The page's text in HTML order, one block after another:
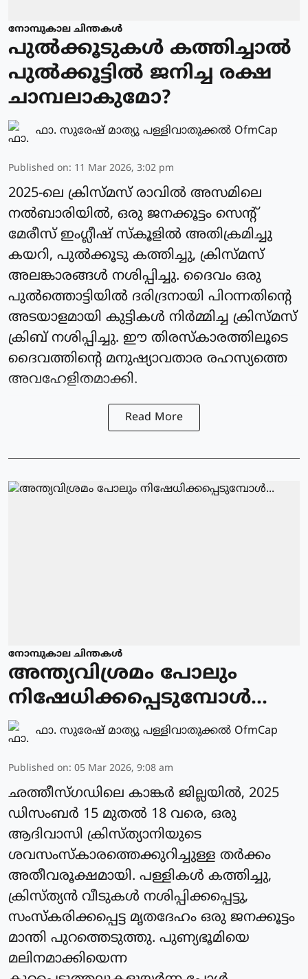
നോമ്പുകാല ചിന്തകൾ
പുൽക്കൂടുകൾ കത്തിച്ചാൽ
പുൽക്കൂട്ടിൽ ജനിച്ച രക്ഷ
ചാമ്പലാകുമോ?
ഫാ. സുരേഷ് മാത്യു പള്ളിവാതുക്കല്‍ OfmCap
Published on: 11 Mar 2026, 3:02 pm
2025-ലെ ക്രിസ്മസ് രാവിൽ അസമിലെ
നൽബാരിയിൽ, ഒരു ജനക്കൂട്ടം സെന്റ്
മേരീസ് ഇംഗ്ലീഷ് സ്കൂളിൽ അതിക്രമിച്ചു
കയറി, പുൽക്കൂടു കത്തിച്ചു, ക്രിസ്മസ്
അലങ്കാരങ്ങൾ നശിപ്പിച്ചു. ദൈവം ഒരു
പുൽത്തൊട്ടിയിൽ ദരിദ്രനായി പിറന്നതിന്റെ
അടയാളമായി കുട്ടികൾ നിർമ്മിച്ച ക്രിസ്മസ്
ക്രിബ് നശിപ്പിച്ചു. ഈ തിരസ്കാരത്തിലൂടെ
ദൈവത്തിന്റെ മനുഷ്യാവതാര രഹസ്യത്തെ
അവഹേളിതമാക്കി.
Read More
നോമ്പുകാല ചിന്തകൾ
അന്ത്യവിശ്രമം പോലും
നിഷേധിക്കപ്പെടുമ്പോൾ...
ഫാ. സുരേഷ് മാത്യു പള്ളിവാതുക്കല്‍ OfmCap
Published on: 05 Mar 2026, 9:08 am
ഛത്തീസ്ഗഡിലെ കാങ്കർ ജില്ലയിൽ, 2025
ഡിസംബർ 15 മുതൽ 18 വരെ, ഒരു
ആദിവാസി ക്രിസ്ത്യാനിയുടെ
ശവസംസ്കാരത്തെക്കുറിച്ചുള്ള തർക്കം
അതീവരൂക്ഷമായി. പള്ളികൾ കത്തിച്ചു,
ക്രിസ്ത്യൻ വീടുകൾ നശിപ്പിക്കപ്പെട്ടു,
സംസ്കരിക്കപ്പെട്ട മൃതദേഹം ഒരു ജനക്കൂട്ടം
മാന്തി പുറത്തെടുത്തു. പുണ്യഭൂമിയെ
മലിനമാക്കിയെന്ന